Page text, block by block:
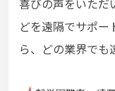
喜びの声をいただ
どを遠隔でサポ
ら、どの業界でも